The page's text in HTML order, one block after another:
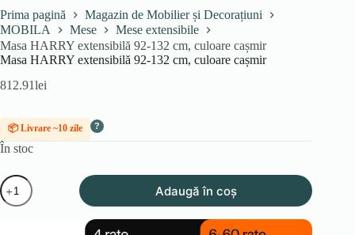
Prima pagină
Magazin de Mobilier și Decorațiuni
MOBILA
Mese
Mese extensibile
Masa HARRY extensibilă 92-132 cm, culoare cașmir
Masa HARRY extensibilă 92-132 cm, culoare cașmir
812.91lei
📦 Livrare ~10 zile ?
În stoc
Cantitate
Masa
HARRY
Adaugă în coș